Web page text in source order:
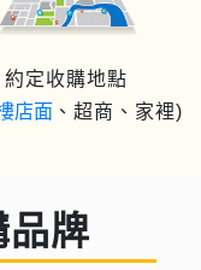
約定收購地點
店面 、超商、家裡)
品牌